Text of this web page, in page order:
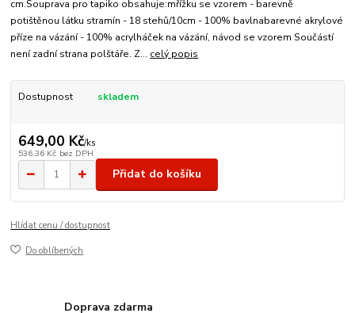
cm.Souprava pro tapiko obsahuje:mřížku se vzorem - barevně
potištěnou látku stramín - 18 stehů/10cm - 100% bavlnabarevné akrylové
příze na vázání - 100% acrylháček na vázání, návod se vzorem Součástí
není zadní strana polštáře. Z... celý popis
Dostupnost skladem
649,00 Kč/ks
536,36 Kč bez DPH
Přidat do košíku
Hlídat cenu / dostupnost
Do oblíbených
Doprava zdarma